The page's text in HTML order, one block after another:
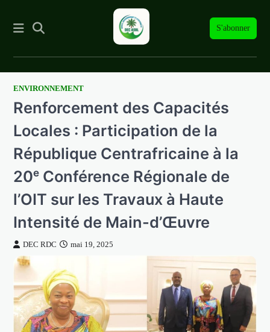
S'abonner
SkipENVIRONNEMENT
Renforcement des Capacités
Locales : Participation de la
République Centrafricaine à la
20ᵉ Conférence Régionale de
l’OIT sur les Travaux à Haute
Intensité de Main-d’Œuvre
DEC RDC mai 19, 2025